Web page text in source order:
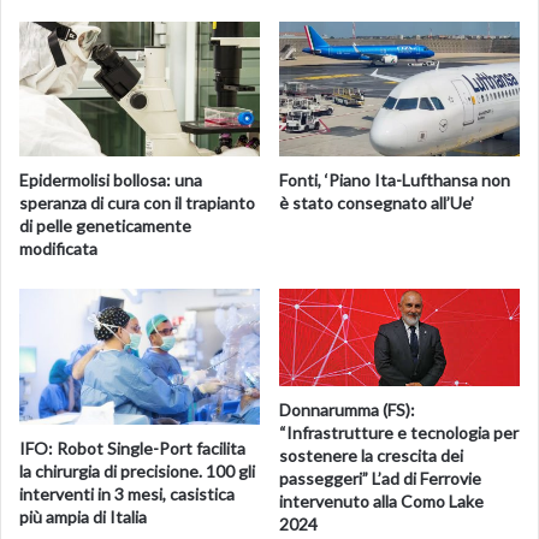
Come già per le serie Galaxy precedenti, anche gli S10
possono contare su un comparto fotografico
tecnologicamente avanzato. Su S10 e S10+ la fotocamera
posteriore include tre obiettivi: un tele da 12 megapixel, un
grandangolo sempre da 12 megapixel e un ultra-
grandangolo da 16 megapixel. Sulla versione “e” ci sono
soltanto il grandangolo e l’ultra-grandangolo, mentre
manca il teleobiettivo.
Su S10+, il top di gamma, il foro sul display è un po’ più
grande per ospitare una seconda fotocamera frontale.
Galaxy S10 5G
Samsung ha citato inoltre un quarto modello di S10 con
connessione 5G, su cui però i dettagli ancora
scarseggiano. Si sa che arriverà probabilmente verso
Epidermolisi bollosa: una
speranza di cura con il trapianto
di pelle geneticamente
modificata
Fonti, ‘Piano Ita-Lufthansa non
è stato consegnato all’Ue’
IFO: Robot Single-Port facilita
la chirurgia di precisione. 100 gli
interventi in 3 mesi, casistica
più ampia di Italia
Donnarumma (FS):
“Infrastrutture e tecnologia per
sostenere la crescita dei
passeggeri” L’ad di Ferrovie
intervenuto alla Como Lake
2024